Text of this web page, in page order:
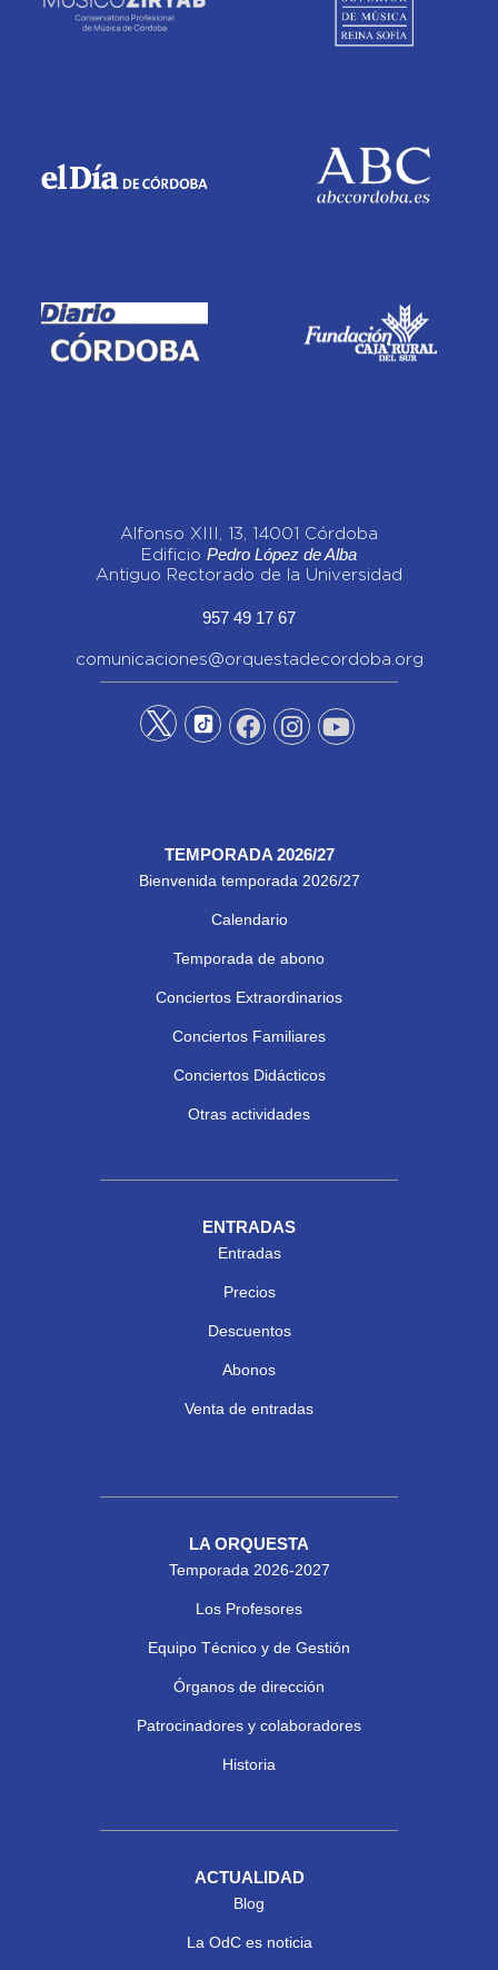
Alfonso XIII, 13, 14001 Córdoba
Edificio Pedro López de Alba
Antiguo Rectorado de la Universidad
957 49 17 67
comunicaciones@orquestadecordoba.org
TEMPORADA 2026/27
Bienvenida temporada 2026/27
Calendario
Temporada de abono
Conciertos Extraordinarios
Conciertos Familiares
Conciertos Didácticos
Otras actividades
ENTRADAS
Entradas
Precios
Descuentos
Abonos
Venta de entradas
LA ORQUESTA
Temporada 2026-2027
Los Profesores
Equipo Técnico y de Gestión
Órganos de dirección
Patrocinadores y colaboradores
Historia
ACTUALIDAD
Blog
La OdC es noticia